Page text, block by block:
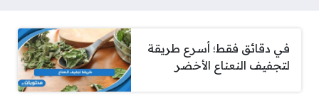
في دقائق فقط؛ أسرع طريقة
لتجفيف النعناع الأخضر